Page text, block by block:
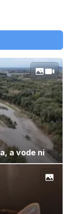
a vode ni